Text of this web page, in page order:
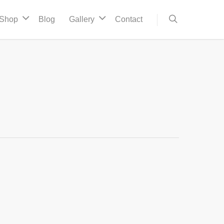
Blog Gallery Contact